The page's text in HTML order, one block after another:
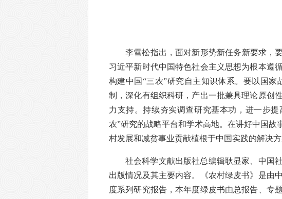
李雪松指出，面对新形势新任务新要求，
习近平新时代中国特色社会主义思想为根本遵
构建中国“三农”研究自主知识体系。要以国
制，深化有组织科研，产出一批兼具理论原创
力支持。持续夯实调查研究基本功，进一步
农”研究的战略平台和学术高地。在讲好中国
村发展和减贫事业贡献植根于中国实践的解决方
社会科学文献出版社总编辑耿显家、中国
出版情况及其主要内容。《农村绿皮书》是由
度系列研究报告，本年度绿皮书由总报告、专